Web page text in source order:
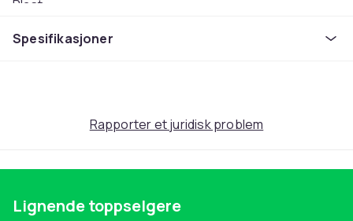
Plast
7b130b56-cc94-40b6-9ed6-96c61d5e8255
Spesifikasjoner
Rapporter et juridisk problem
Lignende toppselgere